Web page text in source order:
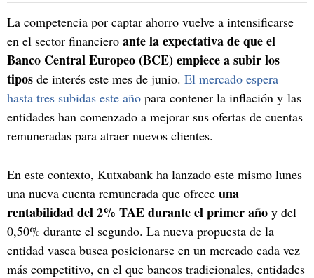
La competencia por captar ahorro vuelve a intensificarse
en el sector financiero ante la expectativa de que el
Banco Central Europeo (BCE) empiece a subir los
tipos de interés este mes de junio. El mercado espera
hasta tres subidas este año para contener la inflación y las
entidades han comenzado a mejorar sus ofertas de cuentas
remuneradas para atraer nuevos clientes.
En este contexto, Kutxabank ha lanzado este mismo lunes
una nueva cuenta remunerada que ofrece una
rentabilidad del 2% TAE durante el primer año y del
0,50% durante el segundo. La nueva propuesta de la
entidad vasca busca posicionarse en un mercado cada vez
más competitivo, en el que bancos tradicionales, entidades